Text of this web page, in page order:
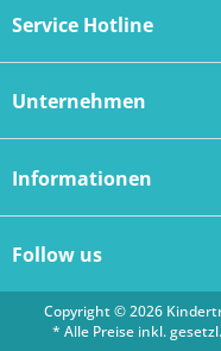
Service Hotline
Unternehmen
Informationen
Follow us
Copyright © 2026
* Alle Preise inkl.